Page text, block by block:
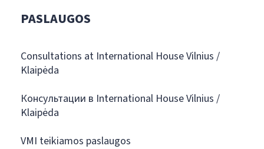
PASLAUGOS
Consultations at International House Vilnius /
Klaipėda
Консультации в International House Vilnius /
Klaipėda
VMI teikiamos paslaugos